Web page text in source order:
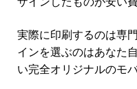
実際に印刷するのは専
インを選ぶのはあなた
い完全オリジナルのモ